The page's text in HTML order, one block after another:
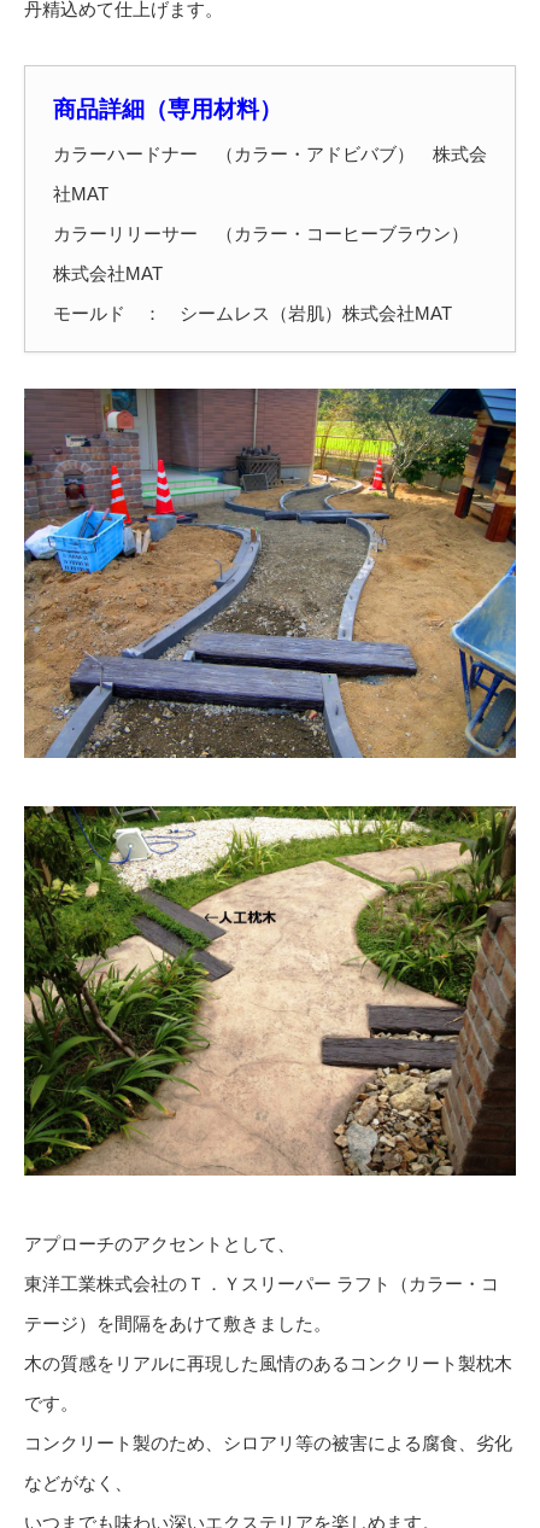
丹精込めて仕上げます。
商品詳細（専用材料）
カラーハードナー （カラー・アドビバブ） 株式会
社MAT
カラーリリーサー （カラー・コーヒーブラウン）
株式会社MAT
モールド ： シームレス（岩肌）株式会社MAT
アプローチのアクセントとして、
東洋工業株式会社のＴ．Ｙスリーパー ラフト（カラー・コ
テージ）を間隔をあけて敷きました。
木の質感をリアルに再現した風情のあるコンクリート製枕木
です。
コンクリート製のため、シロアリ等の被害による腐食、劣化
などがなく、
いつまでも味わい深いエクステリアを楽しめます。